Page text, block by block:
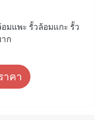
มแพะ รั้วล้อมแกะ รั้ว
ก
าคา